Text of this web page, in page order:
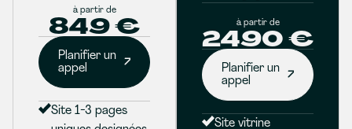
à partir de
849 €
Planifier un
appel
Site 1-3 pages
à partir de
2490 €
Planifier un
appel
Site vitrine